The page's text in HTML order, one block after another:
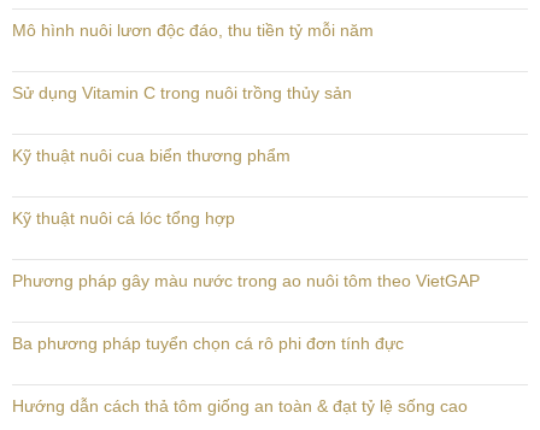
Mô hình nuôi lươn độc đáo, thu tiền tỷ mỗi năm
Sử dụng Vitamin C trong nuôi trồng thủy sản
Kỹ thuật nuôi cua biển thương phẩm
Kỹ thuật nuôi cá lóc tổng hợp
Phương pháp gây màu nước trong ao nuôi tôm theo VietGAP
Ba phương pháp tuyển chọn cá rô phi đơn tính đực
Hướng dẫn cách thả tôm giống an toàn & đạt tỷ lệ sống cao